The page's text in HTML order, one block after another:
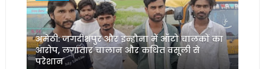
अमेठी: जगदीशपुर और इन्हौना में ऑटो चालकों का
आरोप, लगातार चालान और कथित वसूली से
परेशान